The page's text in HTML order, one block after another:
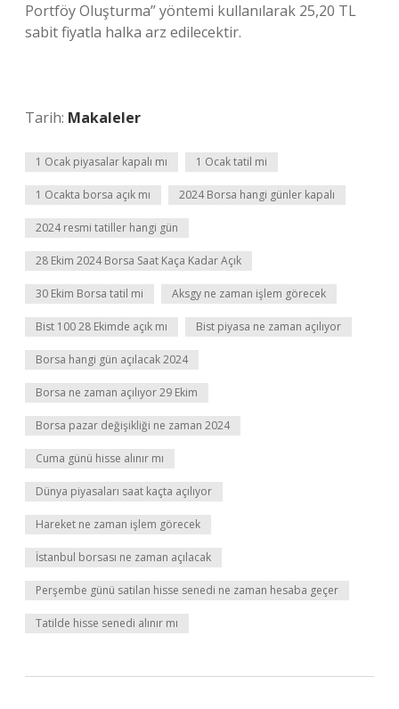
Portföy Oluşturma” yöntemi kullanılarak 25,20 TL
sabit fiyatla halka arz edilecektir.
Tarih: Makaleler
1 Ocak piyasalar kapalı mı 1 Ocak tatil mi
1 Ocakta borsa açık mı 2024 Borsa hangi günler kapalı
2024 resmi tatiller hangi gün
28 Ekim 2024 Borsa Saat Kaça Kadar Açık
30 Ekim Borsa tatil mi Aksgy ne zaman işlem görecek
Bist 100 28 Ekimde açık mı Bist piyasa ne zaman açılıyor
Borsa hangi gün açılacak 2024
Borsa ne zaman açılıyor 29 Ekim
Borsa pazar değişikliği ne zaman 2024
Cuma günü hisse alınır mı
Dünya piyasaları saat kaçta açılıyor
Hareket ne zaman işlem görecek
İstanbul borsası ne zaman açılacak
Perşembe günü satilan hisse senedi ne zaman hesaba geçer
Tatilde hisse senedi alınır mı